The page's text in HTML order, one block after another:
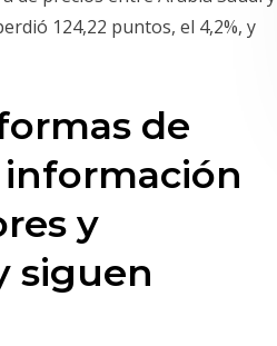
124,22 puntos, el 4,2%, y
de
y
siguen